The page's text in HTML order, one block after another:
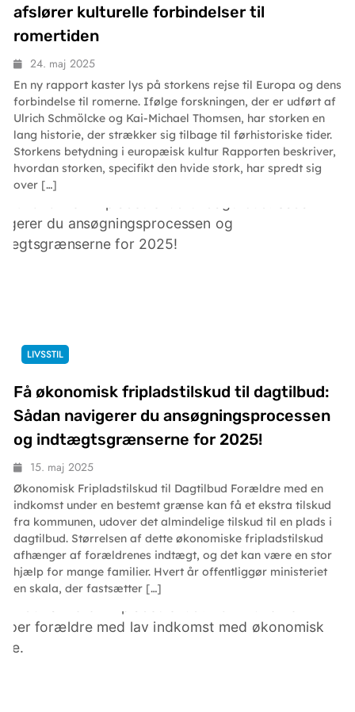
afslører kulturelle forbindelser til
romertiden
24. maj 2025
En ny rapport kaster lys på storkens rejse til Europa og dens
forbindelse til romerne. Ifølge forskningen, der er udført af
Ulrich Schmölcke og Kai-Michael Thomsen, har storken en
lang historie, der strækker sig tilbage til førhistoriske tider.
Storkens betydning i europæisk kultur Rapporten beskriver,
hvordan storken, specifikt den hvide stork, har spredt sig
over […]
LIVSSTIL
Få økonomisk fripladstilskud til dagtilbud:
Sådan navigerer du ansøgningsprocessen
og indtægtsgrænserne for 2025!
15. maj 2025
Økonomisk Fripladstilskud til Dagtilbud Forældre med en
indkomst under en bestemt grænse kan få et ekstra tilskud
fra kommunen, udover det almindelige tilskud til en plads i
dagtilbud. Størrelsen af dette økonomiske fripladstilskud
afhænger af forældrenes indtægt, og det kan være en stor
hjælp for mange familier. Hvert år offentliggør ministeriet
en skala, der fastsætter […]